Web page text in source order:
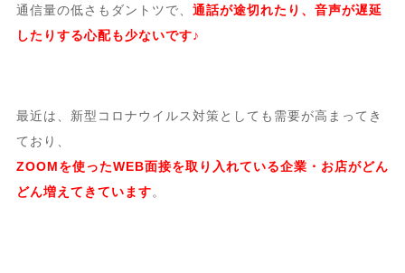
通信量の低さもダントツで、 通話が途切れたり、音声が遅延
したりする心配も少ないです♪
最近は、新型コロナウイルス対策としても需要が高まってき
ており、
ZOOMを使ったWEB面接を取り入れている企業・お店がどん
どん増えてきています。